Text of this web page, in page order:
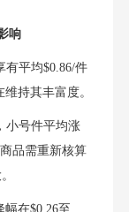
响
有平均$0.86/件
持其丰富度。
小号件平均涨
品需重新核算
在$0.26至